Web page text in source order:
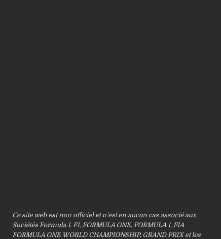
Ce site web est non officiel et n’est en aucun cas associé aux
Sociétés Formula 1. F1, FORMULA ONE, FORMULA 1, FIA
FORMULA ONE WORLD CHAMPIONSHIP, GRAND PRIX et les